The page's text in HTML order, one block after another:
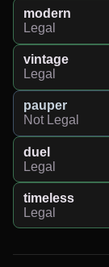
modern
Legal
vintage
Legal
pauper
Not Legal
duel
Legal
timeless
Legal